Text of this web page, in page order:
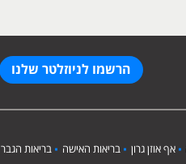
הרשמו לניוזלטר שלנו
אף אוזן גרון בריאות האישה
בריאות הגבר